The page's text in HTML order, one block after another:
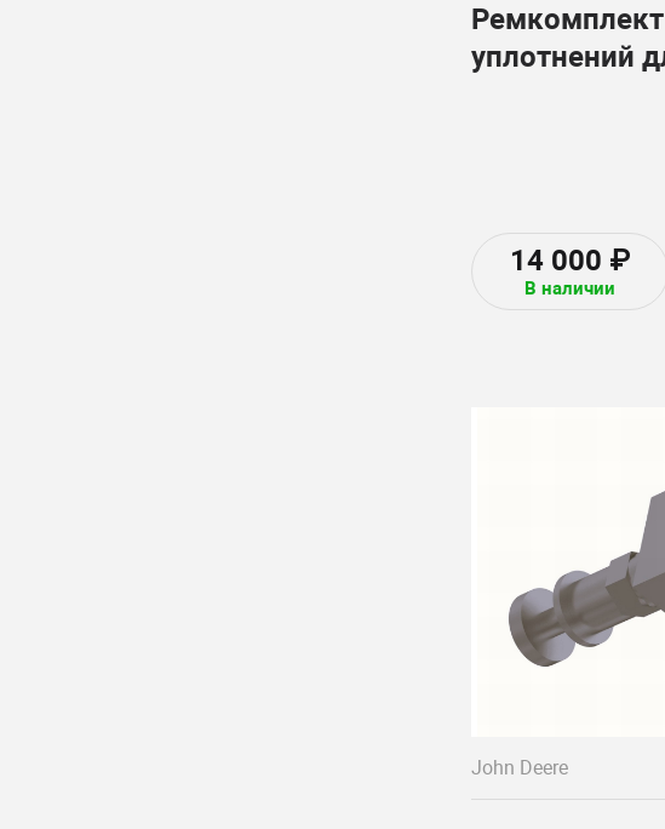
Ремкомплект
уплотнений
14 000 ₽
В наличии
John Deere